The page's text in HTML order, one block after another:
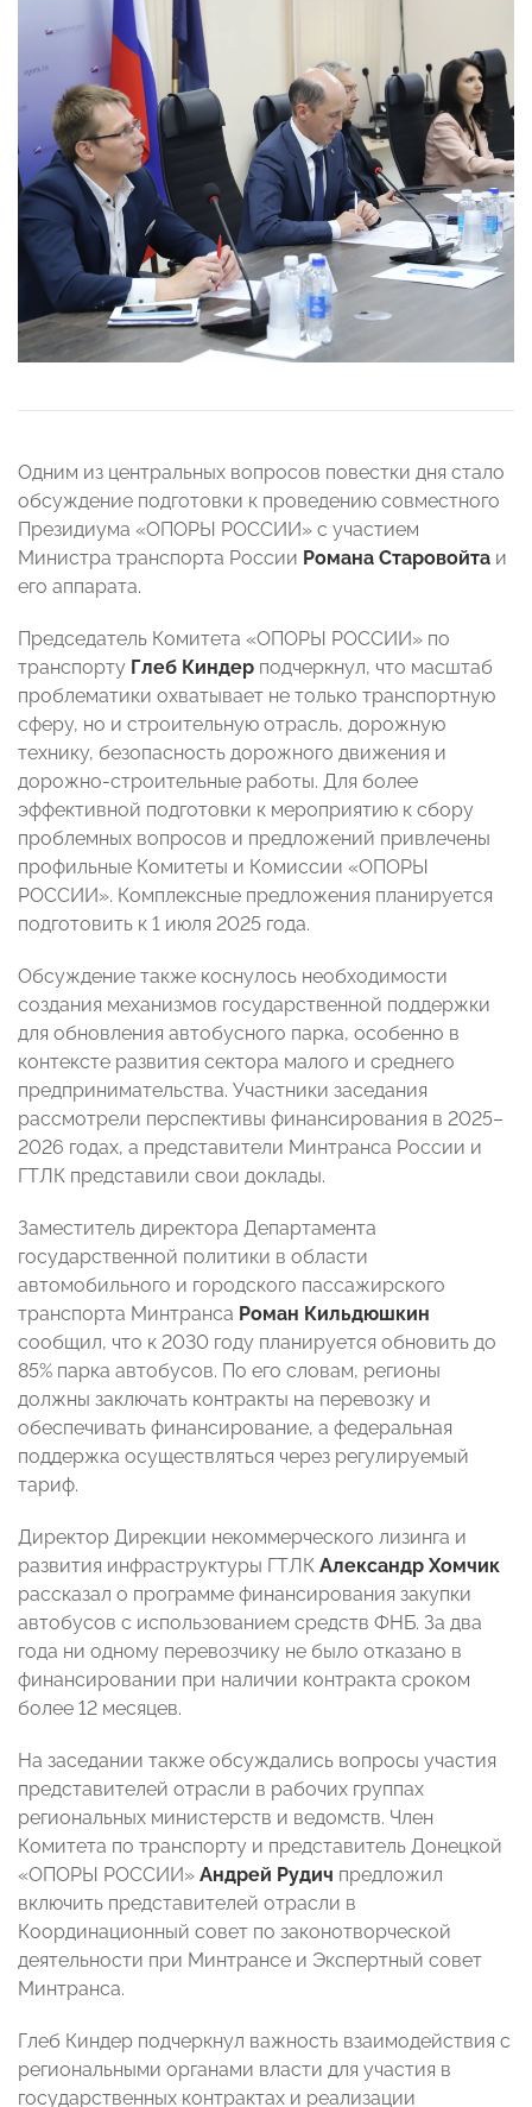
Одним из центральных вопросов повестки дня стало
обсуждение подготовки к проведению совместного
Президиума «ОПОРЫ РОССИИ» с участием
Министра транспорта России Романа Старовойта и
его аппарата.
Председатель Комитета «ОПОРЫ РОССИИ» по
транспорту Глеб Киндер подчеркнул, что масштаб
проблематики охватывает не только транспортную
сферу, но и строительную отрасль, дорожную
технику, безопасность дорожного движения и
дорожно-строительные работы. Для более
эффективной подготовки к мероприятию к сбору
проблемных вопросов и предложений привлечены
профильные Комитеты и Комиссии «ОПОРЫ
РОССИИ». Комплексные предложения планируется
подготовить к 1 июля 2025 года.
Обсуждение также коснулось необходимости
создания механизмов государственной поддержки
для обновления автобусного парка, особенно в
контексте развития сектора малого и среднего
предпринимательства. Участники заседания
рассмотрели перспективы финансирования в 2025–
2026 годах, а представители Минтранса России и
ГТЛК представили свои доклады.
Заместитель директора Департамента
государственной политики в области
автомобильного и городского пассажирского
транспорта Минтранса Роман Кильдюшкин
сообщил, что к 2030 году планируется обновить до
85% парка автобусов. По его словам, регионы
должны заключать контракты на перевозку и
обеспечивать финансирование, а федеральная
поддержка осуществляться через регулируемый
тариф.
Директор Дирекции некоммерческого лизинга и
развития инфраструктуры ГТЛК Александр Хомчик
рассказал о программе финансирования закупки
автобусов с использованием средств ФНБ. За два
года ни одному перевозчику не было отказано в
финансировании при наличии контракта сроком
более 12 месяцев.
На заседании также обсуждались вопросы участия
представителей отрасли в рабочих группах
региональных министерств и ведомств. Член
Комитета по транспорту и представитель Донецкой
«ОПОРЫ РОССИИ» Андрей Рудич предложил
включить представителей отрасли в
Координационный совет по законотворческой
деятельности при Минтрансе и Экспертный совет
Минтранса.
Глеб Киндер подчеркнул важность взаимодействия с
региональными органами власти для участия в
государственных контрактах и реализации